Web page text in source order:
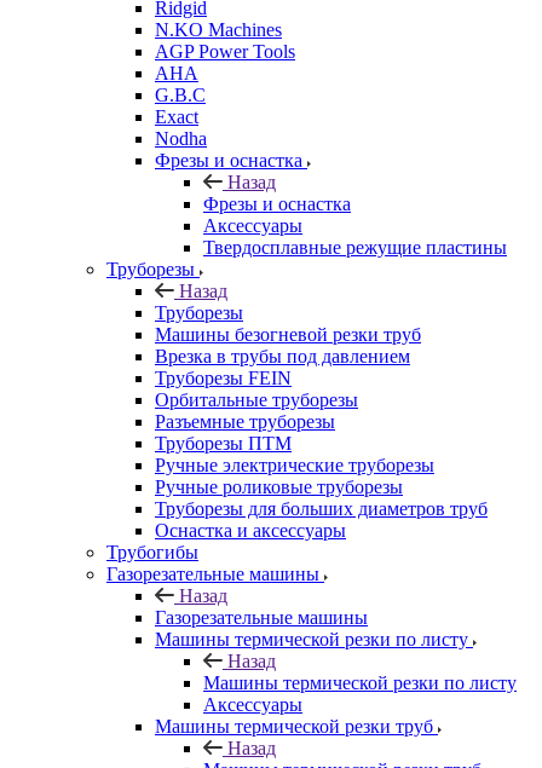
Ridgid
N.KO Machines
AGP Power Tools
AHA
G.B.C
Exact
Nodha
Фрезы и оснастка
Назад
Фрезы и оснастка
Аксессуары
Твердосплавные режущие пластины
Труборезы
Назад
Труборезы
Машины безогневой резки труб
Врезка в трубы под давлением
Труборезы FEIN
Орбитальные труборезы
Разъемные труборезы
Труборезы ПТМ
Ручные электрические труборезы
Ручные роликовые труборезы
Труборезы для больших диаметров труб
Оснастка и аксессуары
Трубогибы
Газорезательные машины
Назад
Газорезательные машины
Машины термической резки по листу
Назад
Машины термической резки по листу
Аксессуары
Машины термической резки труб
Назад